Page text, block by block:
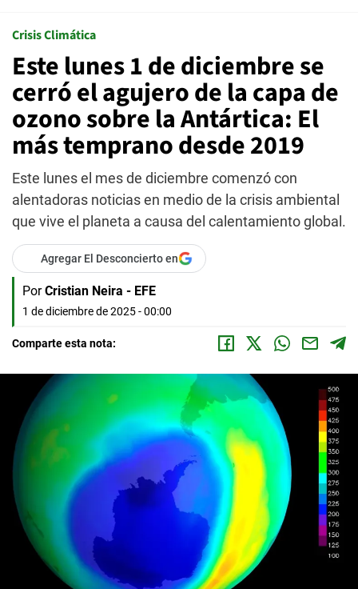
Crisis Climática
Este lunes 1 de diciembre se
cerró el agujero de la capa de
ozono sobre la Antártica: El
más temprano desde 2019
Este lunes el mes de diciembre comenzó con
alentadoras noticias en medio de la crisis ambiental
que vive el planeta a causa del calentamiento global.
Agregar El Desconcierto en
Por Cristian Neira - EFE
1 de diciembre de 2025 - 00:00
Comparte esta nota: